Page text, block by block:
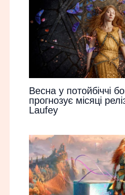
Весна у потойбіччі
прогнозує місяці
Laufey